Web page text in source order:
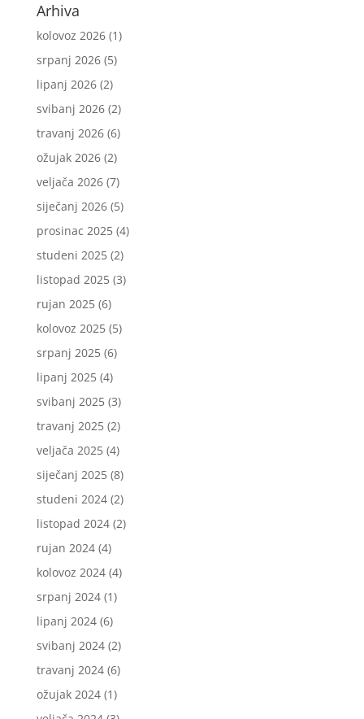
Arhiva
kolovoz 2026(1)
srpanj 2026(5)
lipanj 2026(2)
svibanj 2026(2)
travanj 2026(6)
ožujak 2026(2)
veljača 2026(7)
siječanj 2026(5)
prosinac 2025(4)
studeni 2025(2)
listopad 2025(3)
rujan 2025(6)
kolovoz 2025(5)
srpanj 2025(6)
lipanj 2025(4)
svibanj 2025(3)
travanj 2025(2)
veljača 2025(4)
siječanj 2025(8)
studeni 2024(2)
listopad 2024(2)
rujan 2024(4)
kolovoz 2024(4)
srpanj 2024(1)
lipanj 2024(6)
svibanj 2024(2)
travanj 2024(6)
ožujak 2024(1)